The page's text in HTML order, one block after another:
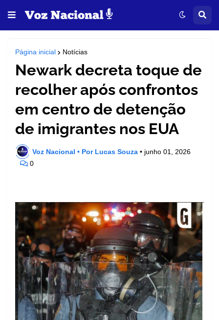
Página inicial Notícias
Newark decreta toque de
recolher após confrontos
em centro de detenção
de imigrantes nos EUA
Voz Nacional • Por Lucas Souza • junho 01, 2026
0